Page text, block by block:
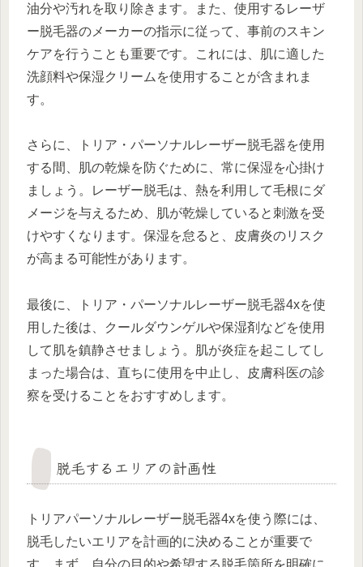
油分や汚れを取り除きます。また、使用するレーザ
ー脱毛器のメーカーの指示に従って、事前のスキン
ケアを行うことも重要です。これには、肌に適した
洗顔料や保湿クリームを使用することが含まれま
す。
さらに、トリア・パーソナルレーザー脱毛器を使用
する間、肌の乾燥を防ぐために、常に保湿を心掛け
ましょう。レーザー脱毛は、熱を利用して毛根にダ
メージを与えるため、肌が乾燥していると刺激を受
けやすくなります。保湿を怠ると、皮膚炎のリスク
が高まる可能性があります。
最後に、トリア・パーソナルレーザー脱毛器4xを使
用した後は、クールダウンゲルや保湿剤などを使用
して肌を鎮静させましょう。肌が炎症を起こしてし
まった場合は、直ちに使用を中止し、皮膚科医の診
察を受けることをおすすめします。
脱毛するエリアの計画性
トリアパーソナルレーザー脱毛器4xを使う際には、
脱毛したいエリアを計画的に決めることが重要で